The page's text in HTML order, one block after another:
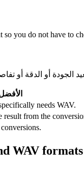
you do not have to
needs WAV.
result from the
WAV formats